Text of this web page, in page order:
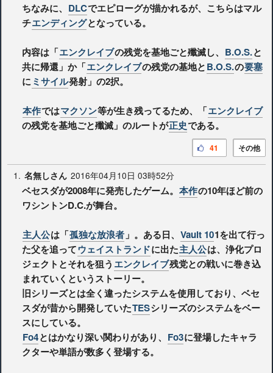
ちなみに、 DLCでエピローグが描かれるが、こちらはマル
チエンディングとなっている。
内容は「エンクレイブの残党を基地ごと殲滅し、 B.O.S.と
共に帰還」か「エンクレイブの残党の基地とB.O.S.の要塞
にミサイル発射」の2択。
本作ではマクソン等が生き残ってるため、「エンクレイブ
の残党を基地ごと殲滅」のルートが正史である。
その他
41
1. 名無しさん 2016年04月10日 03時52分
ベセスダが2008年に発売したゲーム。 本作の10年ほど前の
ワシントンD.C.が舞台。
主人公は「孤独な放浪者 」。ある日、 Vault 101を出て行っ
た父を追ってウェイストランドに出た主人公は、浄化プロ
ジェクトとそれを狙う エンクレイブ残党との戦いに巻き込
まれていくというストーリー。
旧シリーズとは全く違ったシステムを使用しており、ベセ
スダが昔から開発していたTESシリーズのシステムをベー
スにしている。
Fo4とはかなり深い関わりがあり、 Fo3に登場したキャラ
クターや単語が数多く登場する。